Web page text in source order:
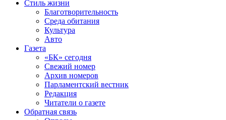
Стиль жизни
Благотворительность
Среда обитания
Культура
Авто
Газета
«БК» сегодня
Свежий номер
Архив номеров
Парламентский вестник
Редакция
Читатели о газете
Обратная связь